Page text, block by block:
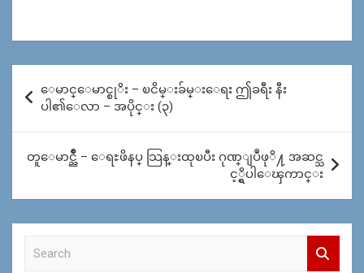
navigation
ေမာင္ေမာင္စုိး – ၿငိမ္းခ်မ္းေရး ဤခရီး နီး
ပါ၏ေလာ – အပိုင္း (၃)
တူေမာင္ညိဳ – ေရႊဖိနပ္ သြန္းထုၿပီး ဂုဏ္ျပဳဖုိ႔ အဆင္သ
င့္ရွိပါေၾကာင္း